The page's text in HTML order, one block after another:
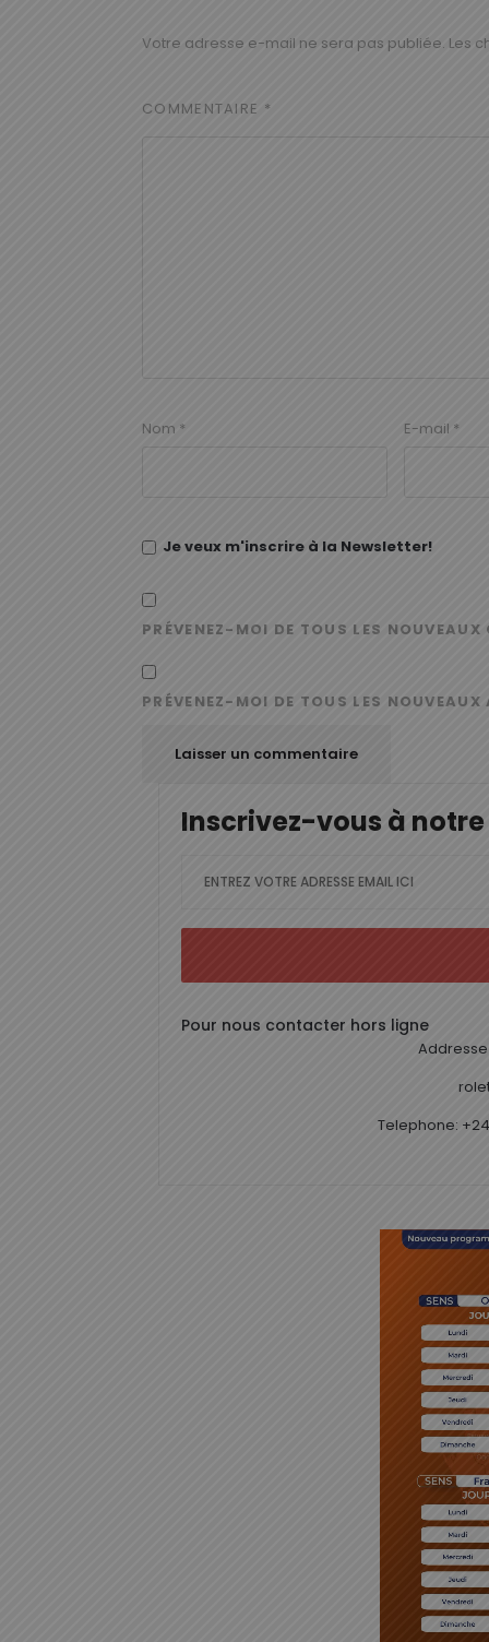
Votre adresse e-mail ne sera pas publiée. Les
COMMENTAIRE *
Nom * E-mail *
Je veux m'inscrire à la Newsletter!
PRÉVENEZ-MOI DE TOUS LES
PRÉVENEZ-MOI DE TOUS LES
Inscrivez-vous à
Pour nous contacter hors ligne
Telephone: